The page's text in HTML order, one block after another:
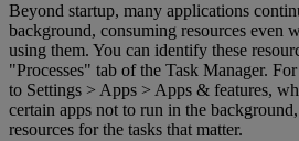
Beyond startup, many applications
background, consuming resources even
using them. You can identify these
"Processes" tab of the Task Manager.
to Settings > Apps > Apps & features,
certain apps not to run in the
resources for the tasks that matter.